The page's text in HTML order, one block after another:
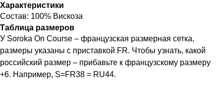
Характеристики
Состав: 100% Вискоза
Таблица размеров
У Soroka On Course – французская размерная сетка,
размеры указаны с приставкой FR. Чтобы узнать, какой
российский размер – прибавьте к французскому размеру
+6. Например, S=FR38 = RU44.